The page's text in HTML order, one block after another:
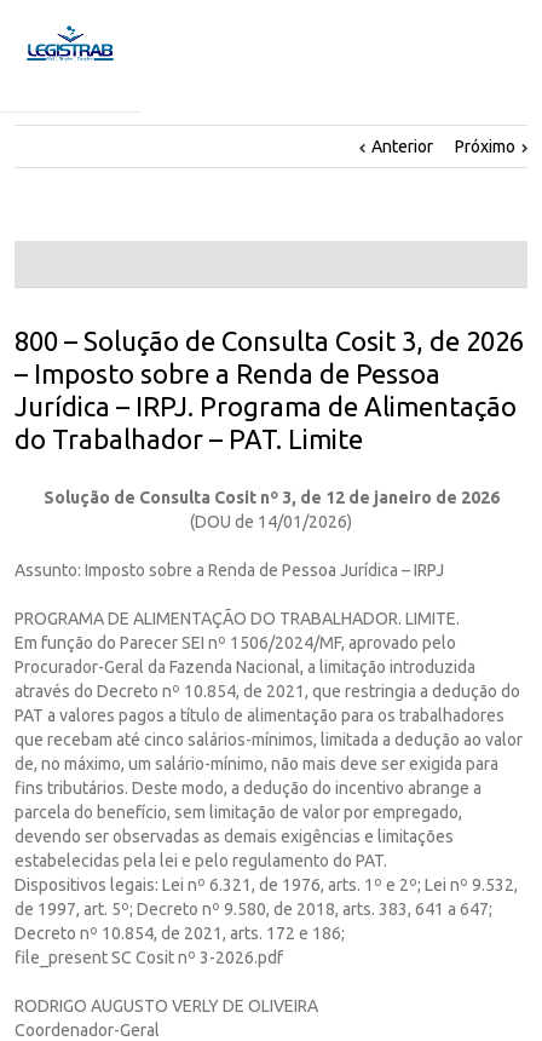
Anterior Próximo
800 – Solução de Consulta Cosit 3, de 2026
– Imposto sobre a Renda de Pessoa
Jurídica – IRPJ. Programa de Alimentação
do Trabalhador – PAT. Limite
Solução de Consulta Cosit nº 3, de 12 de janeiro de 2026
(DOU de 14/01/2026)
Assunto: Imposto sobre a Renda de Pessoa Jurídica – IRPJ
PROGRAMA DE ALIMENTAÇÃO DO TRABALHADOR. LIMITE.
Em função do Parecer SEI nº 1506/2024/MF, aprovado pelo
Procurador-Geral da Fazenda Nacional, a limitação introduzida
através do Decreto nº 10.854, de 2021, que restringia a dedução do
PAT a valores pagos a título de alimentação para os trabalhadores
que recebam até cinco salários-mínimos, limitada a dedução ao valor
de, no máximo, um salário-mínimo, não mais deve ser exigida para
fins tributários. Deste modo, a dedução do incentivo abrange a
parcela do benefício, sem limitação de valor por empregado,
devendo ser observadas as demais exigências e limitações
estabelecidas pela lei e pelo regulamento do PAT.
Dispositivos legais: Lei nº 6.321, de 1976, arts. 1º e 2º; Lei nº 9.532,
de 1997, art. 5º; Decreto nº 9.580, de 2018, arts. 383, 641 a 647;
Decreto nº 10.854, de 2021, arts. 172 e 186;
file_present SC Cosit nº 3-2026.pdf
RODRIGO AUGUSTO VERLY DE OLIVEIRA
Coordenador-Geral